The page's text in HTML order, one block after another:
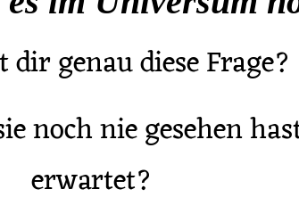
genau diese Frage?
noch nie gesehen
erwartet?